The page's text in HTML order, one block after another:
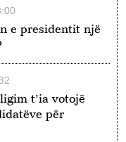
e presidentit një
t’ia votojë
për